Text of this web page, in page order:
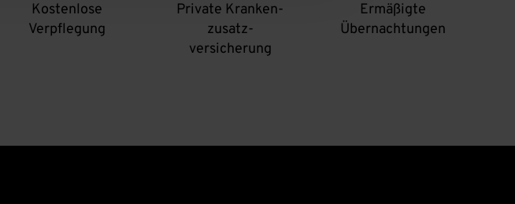
Kostenlose
Verpflegung
Private Kranken-
zusatz-
versicherung
Ermäßigte
Übernachtungen